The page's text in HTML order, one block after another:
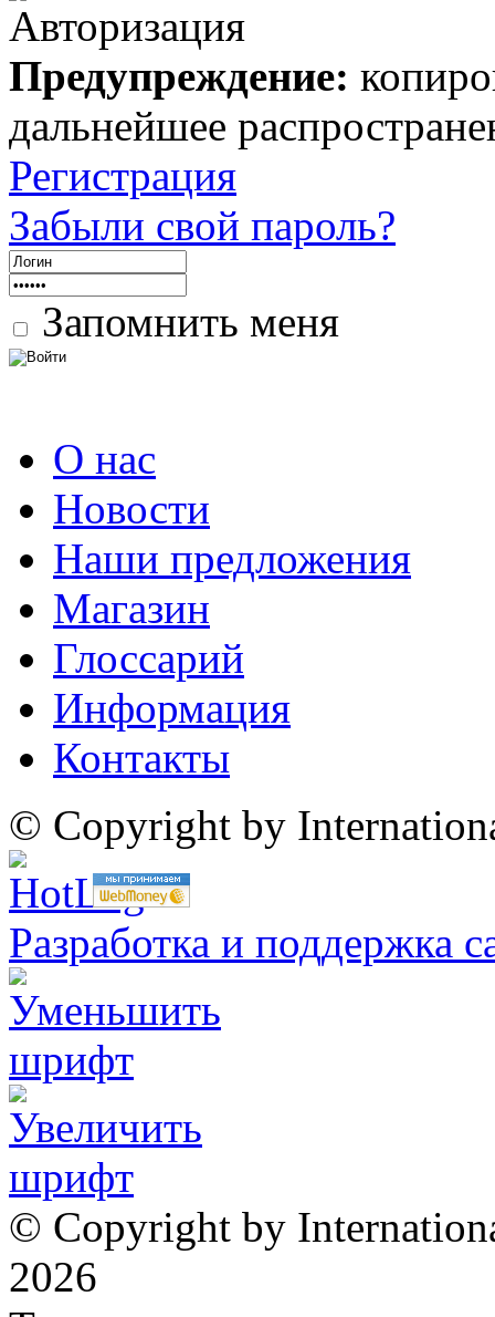
Авторизация
Предупреждение:
дальнейшее
Регистрация
Забыли свой пароль?
Запомнить меня
О нас
Новости
Наши предложения
Магазин
Глоссарий
Информация
Контакты
© Copyright by
Разработка и поддержка
© Copyright by
2026